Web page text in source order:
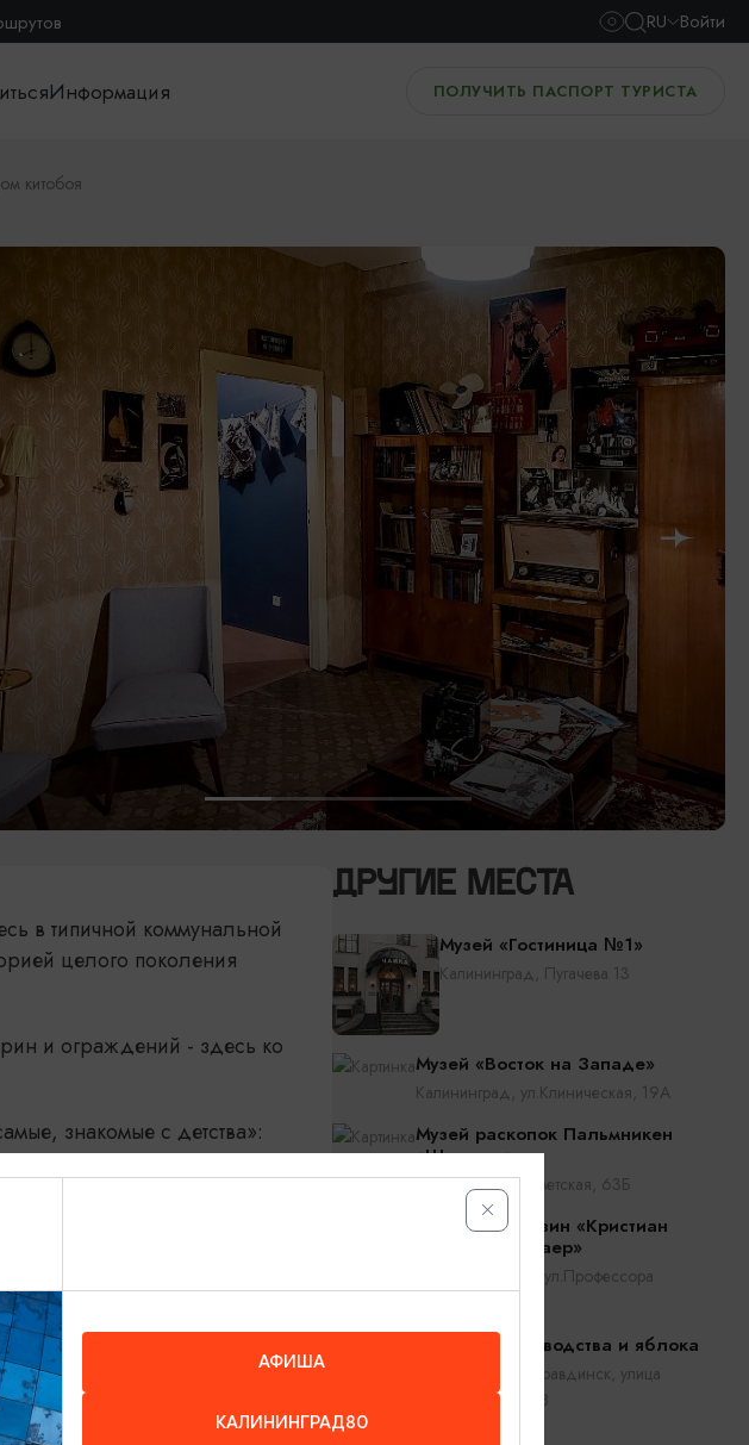
RU Войти
Информация ПОЛУЧИТЬ ПАСПОРТ ТУРИСТА
китобоя
в типичной коммунальной
целого поколения
и ограждений - здесь ко
знакомые с детства»:
другое.
посвященную 80-летию
ДРУГИЕ МЕСТА
Музей «Гостиница №1»
Калининград, Пугачева 13
Музей «Восток на Западе»
Калининград, ул.Клиническая, 19А
Музей раскопок Пальмникен
«Штольня»
Янтарный, ул. Советская, 63Б
Музей-магазин «Кристиан
Дроссельмаер»
Калининград, ул.Профессора
Музей садоводства и яблока
Правдинск, Правдинск, улица
Школьная д. 8
АФИША
КАЛИНИНГРАД80